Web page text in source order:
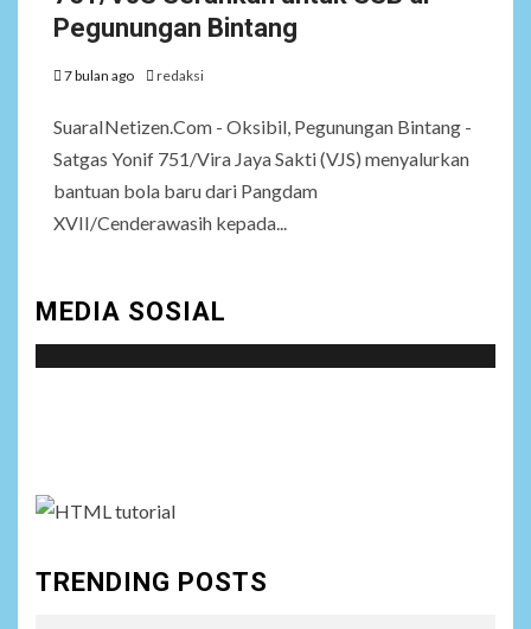
Pegunungan Bintang
7 bulan ago redaksi
SuaraINetizen.Com - Oksibil, Pegunungan Bintang -
Satgas Yonif 751/Vira Jaya Sakti (VJS) menyalurkan
bantuan bola baru dari Pangdam
XVII/Cenderawasih kepada...
MEDIA SOSIAL
TRENDING POSTS